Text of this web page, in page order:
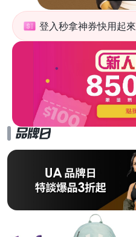
登入秒拿神券快用起來